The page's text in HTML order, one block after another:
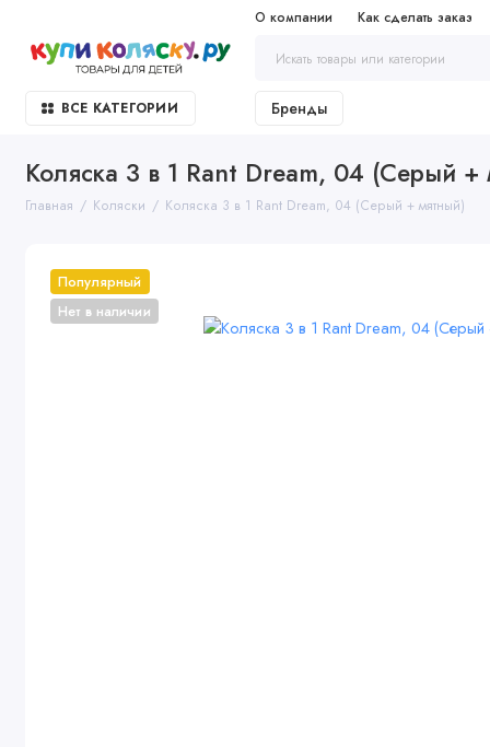
О компании Как сделать заказ
ВСЕ КАТЕГОРИИ Бренды
Коляска 3 в 1 Rant Dream, 04 (Серый +
Главная Коляски Коляска 3 в 1 Rant Dream, 04 (Серый + мятный)
Популярный
Нет в наличии